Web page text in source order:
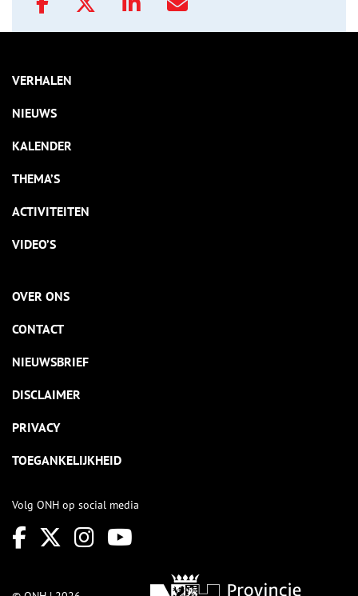
VERHALEN
NIEUWS
KALENDER
THEMA’S
ACTIVITEITEN
VIDEO’S
OVER ONS
CONTACT
NIEUWSBRIEF
DISCLAIMER
PRIVACY
TOEGANKELIJKHEID
Volg ONH op social media